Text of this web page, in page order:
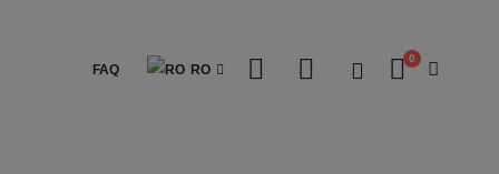
FAQ RO
0